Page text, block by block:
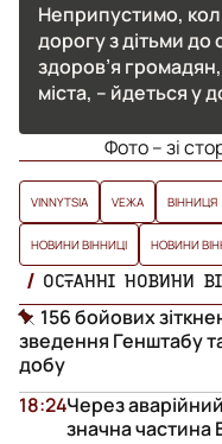
Неприпустимо,
дорогу з дітьми до
здоров’я
міста, – йдеться у
Фото – зі
VINNYTSIA VЕЖА ВІННИЦЯ
НОВИНИ ВІННИЦІ НОВИНИ
ОСТАННІ НОВИНИ
156 бойових
зведення Генштабу
добу
Через
значна частина
18:24